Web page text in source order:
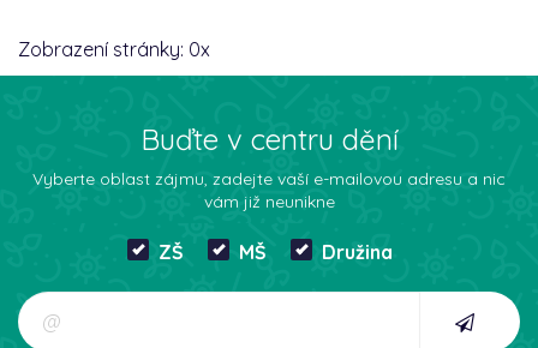
Zobrazení stránky: 0x
Buďte v centru dění
Vyberte oblast zájmu, zadejte vaší e-mailovou adresu a nic
vám již neunikne
ZŠ MŠ Družina